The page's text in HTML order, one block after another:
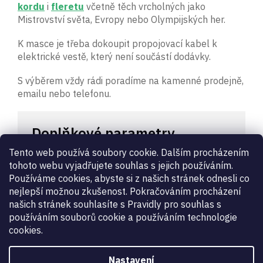
Tento web používá soubory cookie. Dalším procházením
tohoto webu vyjadřujete souhlas s jejich používáním.
Používáme cookies, abyste si z našich stránek odnesli co
nejlepší možnou zkušenost. Pokračováním procházení
našich stránek souhlasíte s Pravidly pro souhlas s
používáním souborů cookie a používáním technologie
cookies.
Nastavení
kordu i fleretu včetně těch vrcholných jako
Mistrovství světa, Evropy nebo Olympijských her.
K masce je třeba dokoupit propojovací kabel k
elektrické vestě, který není součástí dodávky.
S výběrem vždy rádi poradíme na kamenné prodejně,
emailu nebo telefonu.
Doplňkové parametry
Kategorie
Šermířské Masky
Záruka
2 roky
Certifikace: 1600N,Pro FIE turnaje
Druh zboží:
masky
FIE turnaje:
Ano certifikováno pro FIE závody
Určení
Úroveň: začátečník,profi,high tech,hobby
fleret